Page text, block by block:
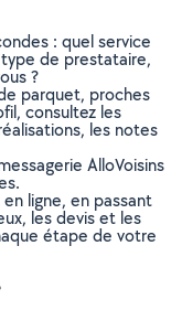
: quel service
de prestataire,
?
parquet, proches
consultez les
les notes
AlloVoisins
ligne, en passant
les devis et les
étape de votre